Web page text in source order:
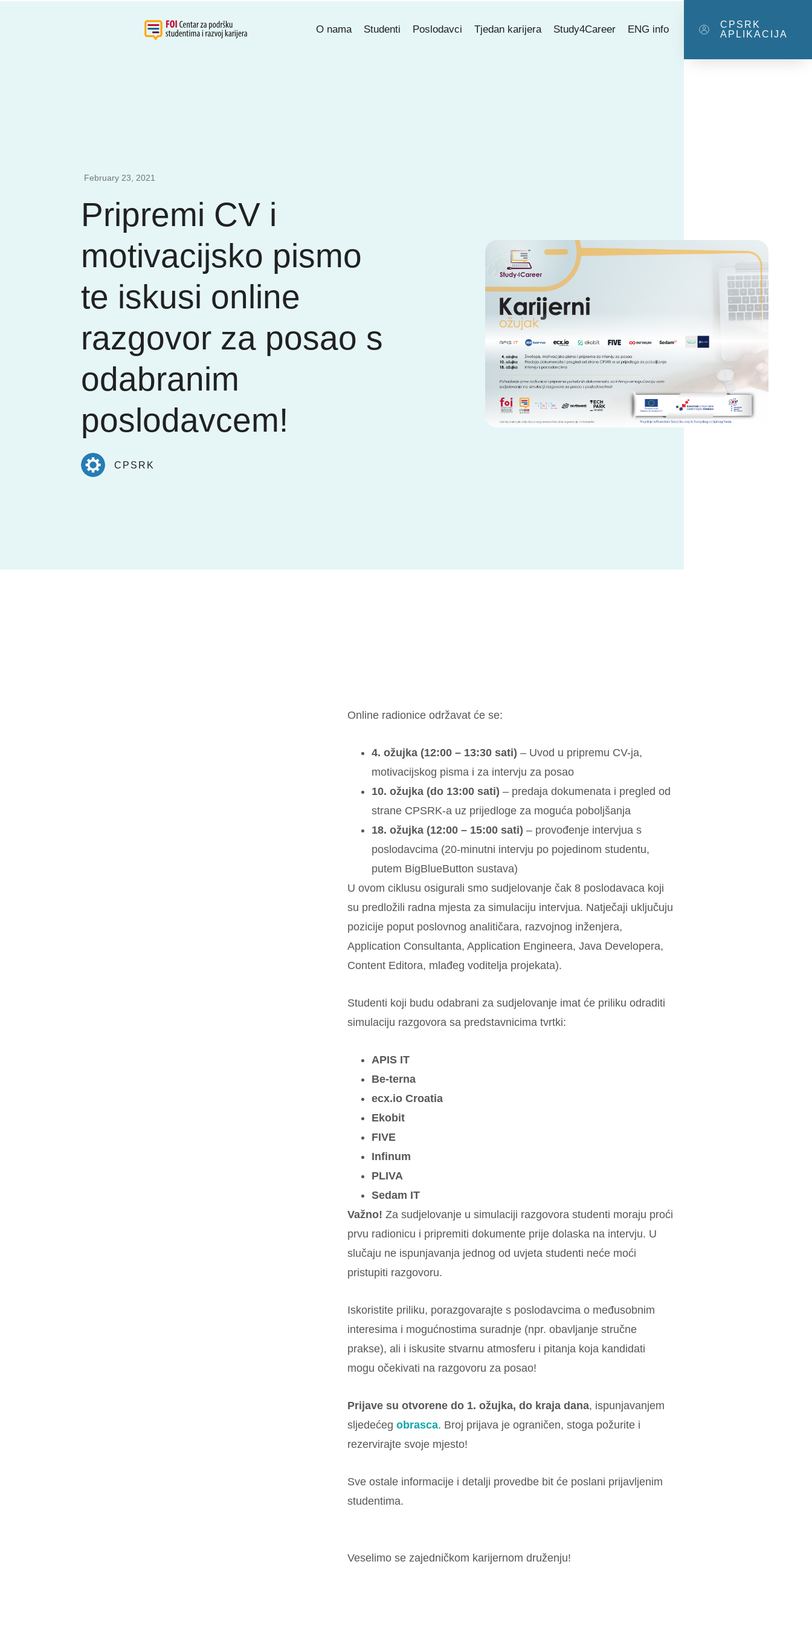
O nama Studenti Poslodavci Tjedan karijera Study4Career ENG info
CPSRK
APLIKACIJA
February 23, 2021
Pripremi CV i
motivacijsko pismo
te iskusi online
razgovor za posao s
odabranim
poslodavcem!
CPSRK
Online radionice održavat će se:
4. ožujka (12:00 – 13:30 sati) – Uvod u pripremu CV-ja,
motivacijskog pisma i za intervju za posao
10. ožujka (do 13:00 sati) – predaja dokumenata i pregled od
strane CPSRK-a uz prijedloge za moguća poboljšanja
18. ožujka (12:00 – 15:00 sati) – provođenje intervjua s
poslodavcima (20-minutni intervju po pojedinom studentu,
putem BigBlueButton sustava)
U ovom ciklusu osigurali smo sudjelovanje čak 8 poslodavaca koji
su predložili radna mjesta za simulaciju intervjua. Natječaji uključuju
pozicije poput poslovnog analitičara, razvojnog inženjera,
Application Consultanta, Application Engineera, Java Developera,
Content Editora, mlađeg voditelja projekata).
Studenti koji budu odabrani za sudjelovanje imat će priliku odraditi
simulaciju razgovora sa predstavnicima tvrtki:
APIS IT
Be-terna
ecx.io Croatia
Ekobit
FIVE
Infinum
PLIVA
Sedam IT
Važno! Za sudjelovanje u simulaciji razgovora studenti moraju proći
prvu radionicu i pripremiti dokumente prije dolaska na intervju. U
slučaju ne ispunjavanja jednog od uvjeta studenti neće moći
pristupiti razgovoru.
Iskoristite priliku, porazgovarajte s poslodavcima o međusobnim
interesima i mogućnostima suradnje (npr. obavljanje stručne
prakse), ali i iskusite stvarnu atmosferu i pitanja koja kandidati
mogu očekivati na razgovoru za posao!
Prijave su otvorene do 1. ožujka, do kraja dana, ispunjavanjem
sljedećegobrasca. Broj prijava je ograničen, stoga požurite i
rezervirajte svoje mjesto!
Sve ostale informacije i detalji provedbe bit će poslani prijavljenim
studentima.
Veselimo se zajedničkom karijernom druženju!